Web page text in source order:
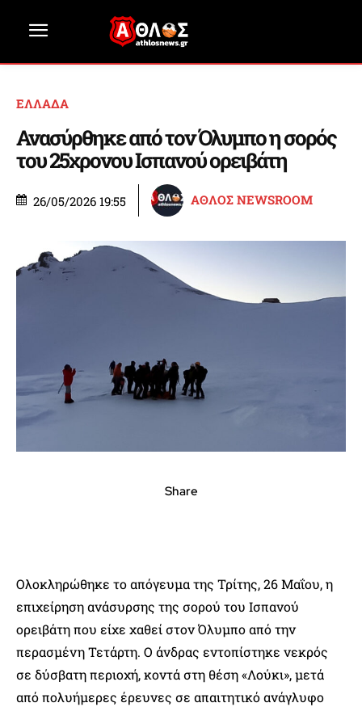
ΕΛΛΑΔΑ
Ανασύρθηκε από τον Όλυμπο η σορός
του 25χρονου Ισπανού ορειβάτη
26/05/2026 19:55 ΑΘΛΟΣ NEWSROOM
Share
Ολοκληρώθηκε το απόγευμα της Τρίτης, 26 Μαΐου, η
επιχείρηση ανάσυρσης της σορού του Ισπανού
ορειβάτη που είχε χαθεί στον Όλυμπο από την
περασμένη Τετάρτη. Ο άνδρας εντοπίστηκε νεκρός
σε δύσβατη περιοχή, κοντά στη θέση «Λούκι», μετά
από πολυήμερες έρευνες σε απαιτητικό ανάγλυφο